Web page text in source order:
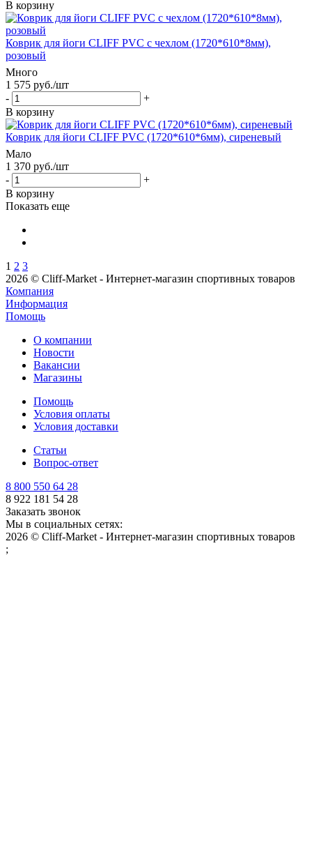
В корзину
Коврик для йоги CLIFF PVC с чехлом (1720*610*8мм),
розовый
Много
1 575 руб./шт
-
+
В корзину
Коврик для йоги CLIFF PVC (1720*610*6мм), сиреневый
Мало
1 370 руб./шт
-
+
В корзину
Показать еще
1 2 3
2026 © Cliff-Market - Интернет-магазин спортивных товаров
Компания
Информация
Помощь
О компании
Новости
Вакансии
Магазины
Помощь
Условия оплаты
Условия доставки
Статьи
Вопрос-ответ
8 800 550 64 28
8 922 181 54 28
Заказать звонок
Мы в социальных сетях:
2026 © Cliff-Market - Интернет-магазин спортивных товаров
;